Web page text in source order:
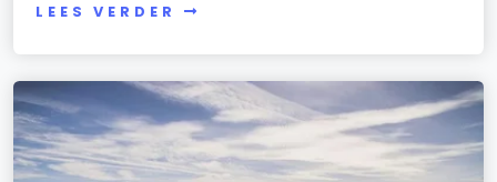
LEES VERDER